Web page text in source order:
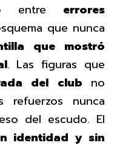
entre errores
que nunca
que mostró
. Las figuras que
del club no
refuerzos nunca
del escudo. El
identidad y sin